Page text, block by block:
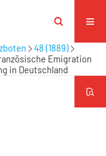
48 (1889)
Emigration
in Deutschland